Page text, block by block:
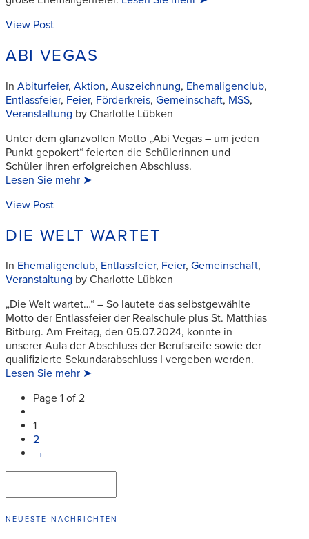
View Post
ABI VEGAS
In Abiturfeier, Aktion, Auszeichnung, Ehemaligenclub,
Entlassfeier, Feier, Förderkreis, Gemeinschaft, MSS,
Veranstaltung by Charlotte Lübken
Unter dem glanzvollen Motto „Abi Vegas – um jeden
Punkt gepokert“ feierten die Schülerinnen und
Schüler ihren erfolgreichen Abschluss.
Lesen Sie mehr ➤
View Post
DIE WELT WARTET
In Ehemaligenclub, Entlassfeier, Feier, Gemeinschaft,
Veranstaltung by Charlotte Lübken
„Die Welt wartet…“ – So lautete das selbstgewählte
Motto der Entlassfeier der Realschule plus St. Matthias
Bitburg. Am Freitag, den 05.07.2024, konnte in
unserer Aula der Abschluss der Berufsreife sowie der
qualifizierte Sekundarabschluss I vergeben werden.
Lesen Sie mehr ➤
Page 1 of 2
1
2
→
NEUESTE NACHRICHTEN